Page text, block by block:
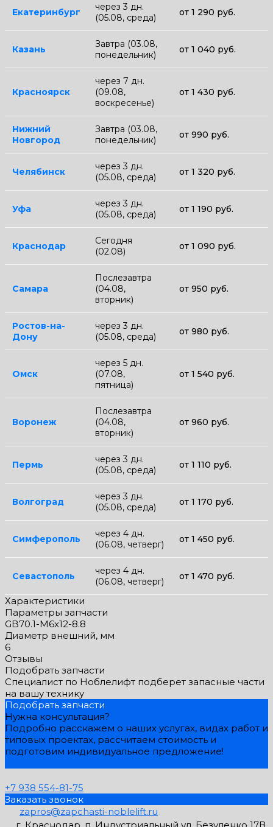
Екатеринбург
через 3 дн.
(05.08, среда)
от 1 290 руб.
Казань
Завтра (03.08,
понедельник)
от 1 040 руб.
Красноярск
через 7 дн.
(09.08,
воскресенье)
от 1 430 руб.
Нижний
Новгород
Завтра (03.08,
понедельник)
от 990 руб.
Челябинск
через 3 дн.
(05.08, среда)
от 1 320 руб.
Уфа
через 3 дн.
(05.08, среда)
от 1 190 руб.
Краснодар
Сегодня
(02.08)
от 1 090 руб.
Самара
Послезавтра
(04.08,
вторник)
от 950 руб.
Ростов-на-
Дону
через 3 дн.
(05.08, среда)
от 980 руб.
Омск
через 5 дн.
(07.08,
пятница)
от 1 540 руб.
Воронеж
Послезавтра
(04.08,
вторник)
от 960 руб.
Пермь
через 3 дн.
(05.08, среда)
от 1 110 руб.
Волгоград
через 3 дн.
(05.08, среда)
от 1 170 руб.
Симферополь
через 4 дн.
(06.08, четверг)
от 1 450 руб.
Севастополь
через 4 дн.
(06.08, четверг)
от 1 470 руб.
Характеристики
Параметры запчасти
GB70.1-M6x12-8.8
Диаметр внешний, мм
6
Отзывы
Подобрать запчасти
Специалист по Ноблелифт подберет запасные части
на вашу технику
Подобрать запчасти
Нужна консультация?
Подробно расскажем о наших услугах, видах работ и
типовых проектах, рассчитаем стоимость и
подготовим индивидуальное предложение!
+7 938 554-81-75
Заказать звонок
zapros@zapchasti-noblelift.ru